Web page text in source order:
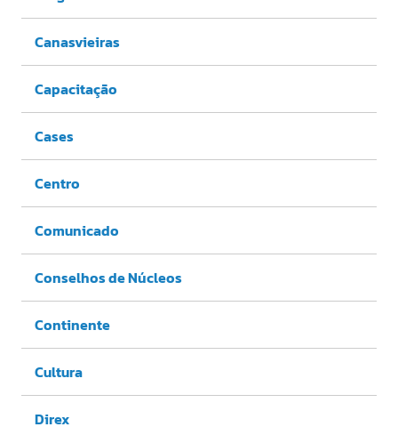
Canasvieiras
Capacitação
Cases
Centro
Comunicado
Conselhos de Núcleos
Continente
Cultura
Direx